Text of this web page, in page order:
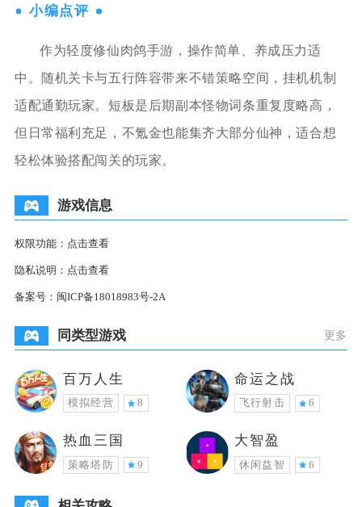
小编点评
作为轻度修仙肉鸽手游，操作简单、养成压力适
中。随机关卡与五行阵容带来不错策略空间，挂机机制
适配通勤玩家。短板是后期副本怪物词条重复度略高，
但日常福利充足，不氪金也能集齐大部分仙神，适合想
轻松体验搭配闯关的玩家。
游戏信息
权限功能： 点击查看
隐私说明： 点击查看
备案号： 闽ICP备18018983号-2A
同类型游戏 更多
百万人生
模拟经营 8
命运之战
飞行射击 6
热血三国
策略塔防 9
大智盈
休闲益智 6